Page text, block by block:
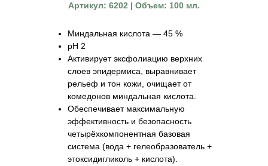
Артикул: 6202 | Объем: 100 мл.
Миндальная кислота — 45 %
рН 2
Активирует эксфолиацию верхних
слоев эпидермиса, выравнивает
рельеф и тон кожи, очищает от
комедонов миндальная кислота.
Обеспечивает максимальную
эффективность и безопасность
четырёхкомпонентная базовая
система (вода + гелеобразователь +
этоксидигликоль + кислота).